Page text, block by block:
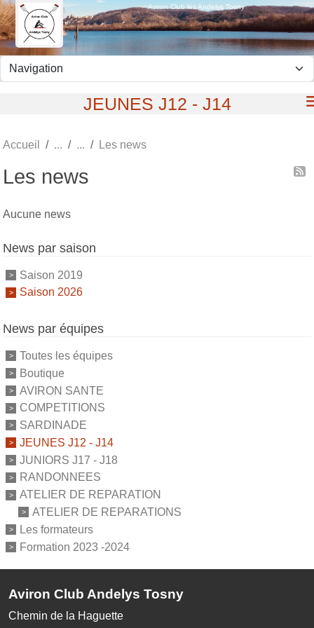
Aviron Club les Andelys Tosny
JEUNES J12 - J14
Accueil Les news
Les news
Aucune news
News par saison
Saison 2019
Saison 2026
News par équipes
Toutes les équipes
Boutique
AVIRON SANTE
COMPETITIONS
SARDINADE
JEUNES J12 - J14
JUNIORS J17 - J18
RANDONNEES
ATELIER DE REPARATION
ATELIER DE REPARATIONS
Les formateurs
Formation 2023 -2024
Aviron Club Andelys Tosny
Chemin de la Haguette
Panneau de gestion des cookies